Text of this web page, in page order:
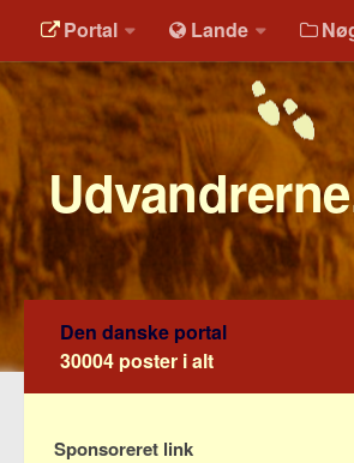
Portal Lande
Den danske portal
30004 poster i alt
Sponsoreret link